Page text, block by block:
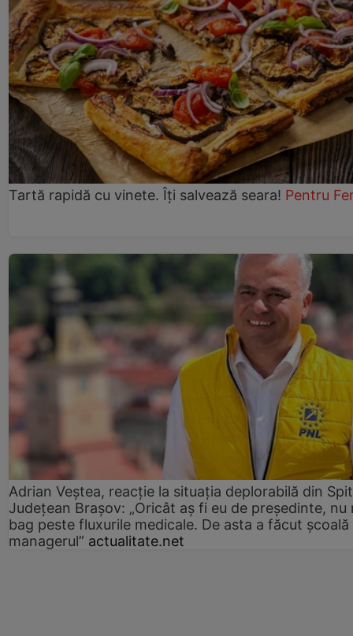
Tartă rapidă cu vinete. Îți salvează seara! Pentru
Adrian Veștea, reacție la situația deplorabilă din
Județean Brașov: „Oricât aș fi eu de președinte, nu
bag peste fluxurile medicale. De asta a făcut școală
managerul” actualitate.net